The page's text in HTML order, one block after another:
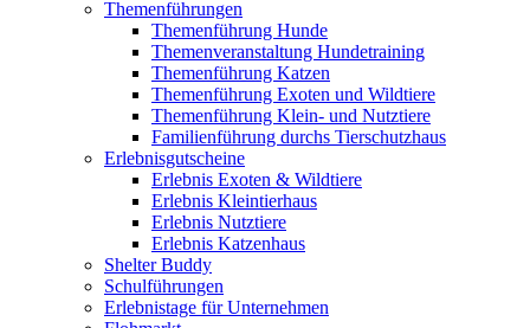
Themenführungen
Themenführung Hunde
Themenveranstaltung Hundetraining
Themenführung Katzen
Themenführung Exoten und Wildtiere
Themenführung Klein- und Nutztiere
Familienführung durchs Tierschutzhaus
Erlebnisgutscheine
Erlebnis Exoten & Wildtiere
Erlebnis Kleintierhaus
Erlebnis Nutztiere
Erlebnis Katzenhaus
Shelter Buddy
Schulführungen
Erlebnistage für Unternehmen